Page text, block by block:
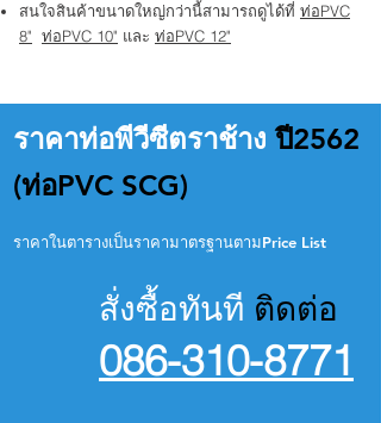
ราคาท่อพีวีซีตราช้างปี2562
(ท่อPVC SCG)
ราคาในตารางเป็นราคามาตรฐานตามPrice List
สั่งซื้อทันที ติดต่อ
086-310-8771
สนใจสินค้าขนาดใหญ่กว่านี้สามารถดูได้ที่ ท่อPVC
8" ท่อPVC 10" และ ท่อPVC 12"